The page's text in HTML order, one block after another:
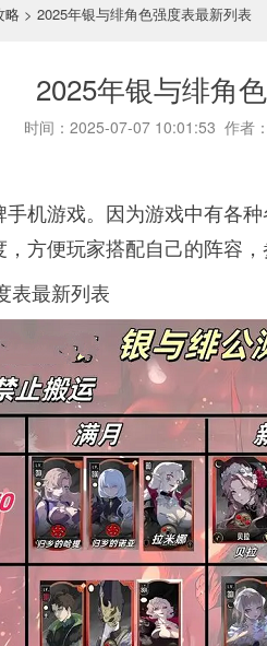
略 > 2025年银与绯角色强度表最新列表
2025年银与绯角
时间：2025-07-07 10:01:53 作者
机游戏。因为游戏中有各
方便玩家搭配自己的阵容
表最新列表